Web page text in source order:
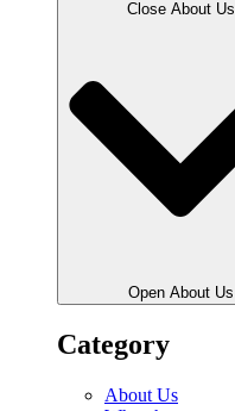
Close About Us
Open About Us
Category
About Us